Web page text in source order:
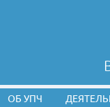
ОБ УПЧ